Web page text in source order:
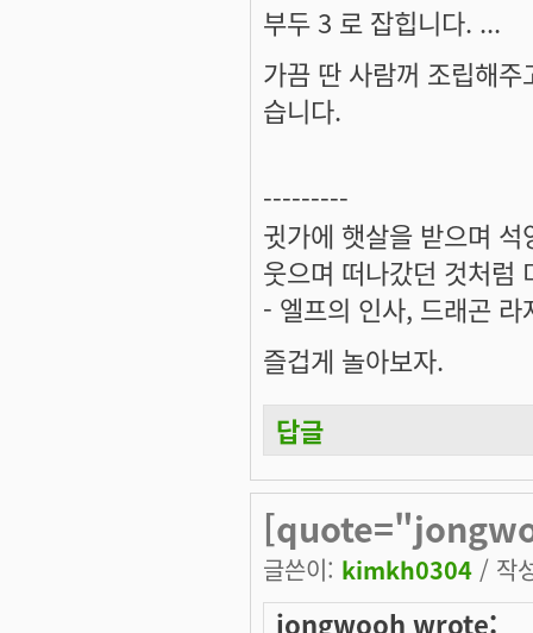
부두 3 로 잡힙니다. ...
가끔 딴 사람꺼 조립해
습니다.
---------
귓가에 햇살을 받으며
웃으며 떠나갔던 것처럼
- 엘프의 인사, 드래곤 라
즐겁게 놀아보자.
답글
글쓴이: kimkh0304 / 작
jongwooh wrote: